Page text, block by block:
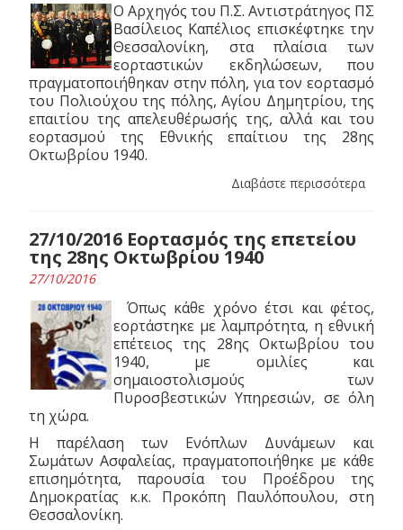
Ο Αρχηγός του Π.Σ. Αντιστράτηγος ΠΣ
Βασίλειος Καπέλιος επισκέφτηκε την
Θεσσαλονίκη, στα πλαίσια των
εορταστικών εκδηλώσεων, που
πραγματοποιήθηκαν στην πόλη, για τον εορτασμό
του Πολιούχου της πόλης, Αγίου Δημητρίου, της
επαιτίου της απελευθέρωσής της, αλλά και του
εορτασμού της Εθνικής επαίτιου της 28ης
Οκτωβρίου 1940.
Διαβάστε περισσότερα
27/10/2016 Εορτασμός της επετείου
της 28ης Οκτωβρίου 1940
27/10/2016
Όπως κάθε χρόνο έτσι και φέτος,
εορτάστηκε με λαμπρότητα, η εθνική
επέτειος της 28ης Οκτωβρίου του
1940, με ομιλίες και
σημαιοστολισμούς των
Πυροσβεστικών Υπηρεσιών, σε όλη
τη χώρα.
Η παρέλαση των Ενόπλων Δυνάμεων και
Σωμάτων Ασφαλείας, πραγματοποιήθηκε με κάθε
επισημότητα, παρουσία του Προέδρου της
Δημοκρατίας κ.κ. Προκόπη Παυλόπουλου, στη
Θεσσαλονίκη.